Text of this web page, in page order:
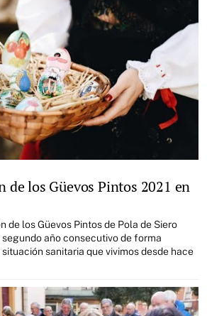
de los Güevos Pintos 2021 en
de los Güevos Pintos de Pola de Siero
año consecutivo de forma
sanitaria que vivimos desde hace